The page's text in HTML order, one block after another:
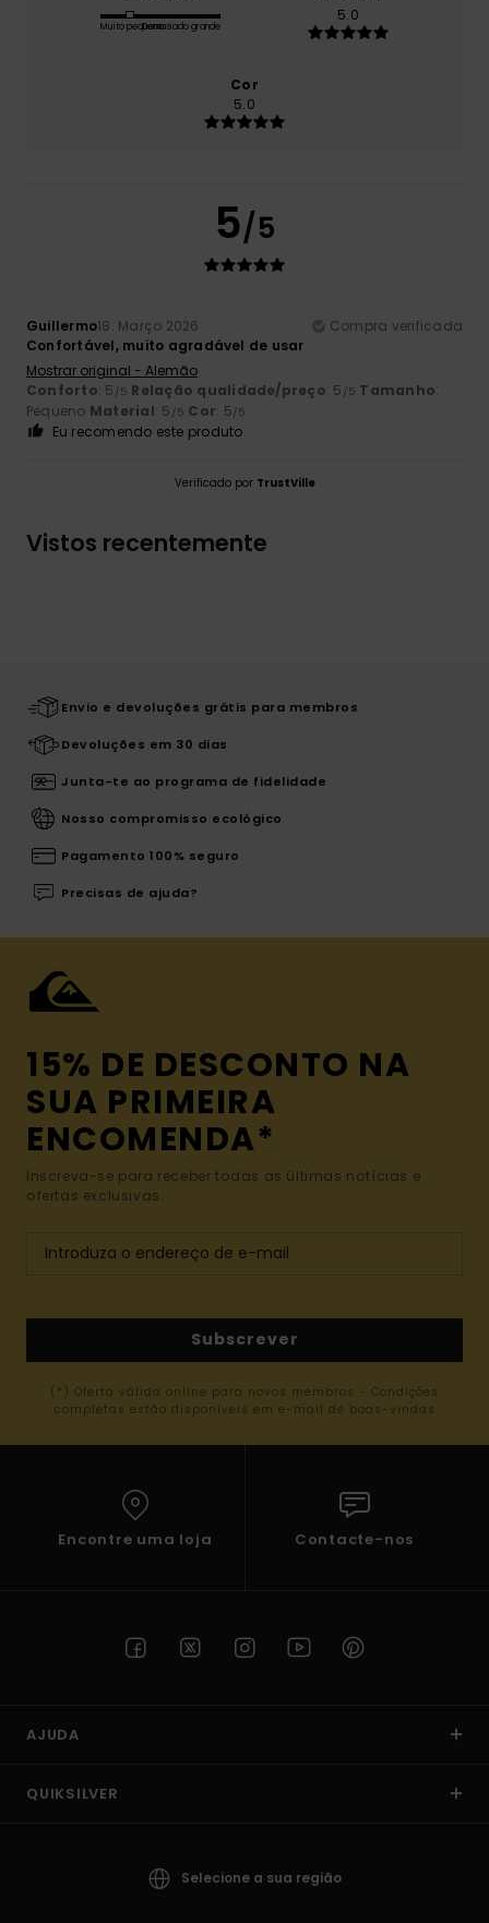
Muito pequenoDemasiado grande
5.0
Cor
5.0
5/5
Guillermo18. Março 2026
Compra verificada
Confortável, muito agradável de usar
Mostrar original - Alemão
Conforto: 5 /5 Relação qualidade/preço: 5 /5 Tamanho:
Pequeno Material: 5 /5 Cor: 5/5
Eu recomendo este produto
Verificado por TrustVille
Vistos recentemente
Envio e devoluções grátis para membros
Devoluções em 30 dias
Junta-te ao programa de fidelidade
Nosso compromisso ecológico
Pagamento 100% seguro
Precisas de ajuda?
15% DE DESCONTO NA
SUA PRIMEIRA
ENCOMENDA*
Inscreva-se para receber todas as últimas notícias e
ofertas exclusivas.
Subscrever
(*) Oferta válida online para novos membros - Condições
completas estão disponíveis em e-mail de boas-vindas
Encontre uma loja Contacte-nos
AJUDA
QUIKSILVER
Selecione a sua região